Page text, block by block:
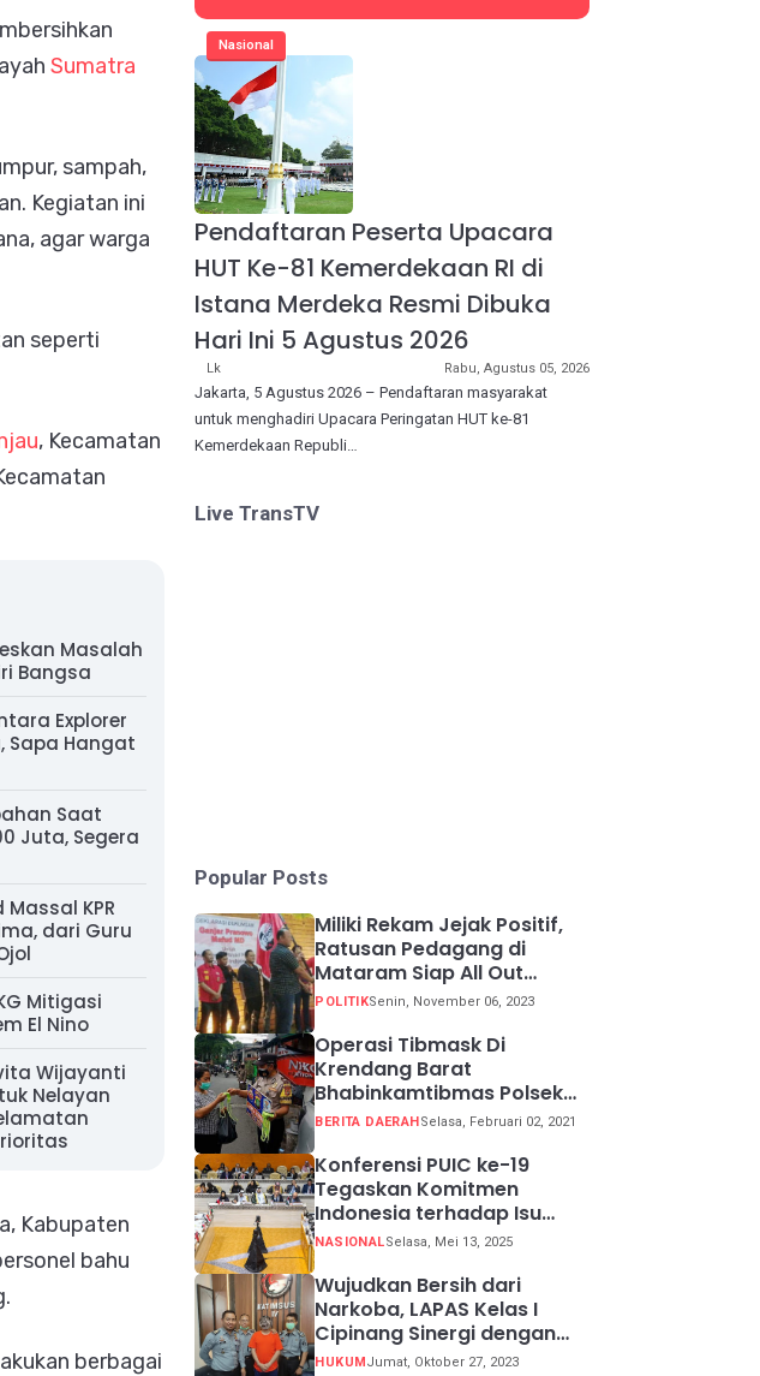
Sumatra
sampah,
Kegiatan ini
agar warga
seperti
, Kecamatan
Masalah
Bangsa
Explorer
Sapa Hangat
Saat
Juta, Segera
KPR
dari Guru
Mitigasi
El Nino
Wijayanti
Nelayan
Kabupaten
bahu
berbagai
Nasional
Pendaftaran Peserta Upacara
HUT Ke-81 Kemerdekaan RI di
Istana Merdeka Resmi Dibuka
Hari Ini 5 Agustus 2026
Lk Rabu, Agustus 05, 2026
Jakarta, 5 Agustus 2026 – Pendaftaran masyarakat
untuk menghadiri Upacara Peringatan HUT ke-81
Kemerdekaan Republi…
Live TransTV
Popular Posts
Miliki Rekam Jejak Positif,
Ratusan Pedagang di
Mataram Siap All Out
Menangkan Ganjar-Mahfud
POLITIKSenin, November 06, 2023
Operasi Tibmask Di
Krendang Barat
Bhabinkamtibmas Polsek
Tambora Bagikan Masker
Prokes
BERITA DAERAHSelasa, Februari 02, 2021
Konferensi PUIC ke-19
Tegaskan Komitmen
Indonesia terhadap Isu
Lingkungan Global
NASIONALSelasa, Mei 13, 2025
Wujudkan Bersih dari
Narkoba, LAPAS Kelas I
Cipinang Sinergi dengan
Kepolisian Resor Metro
HUKUMJumat, Oktober 27, 2023